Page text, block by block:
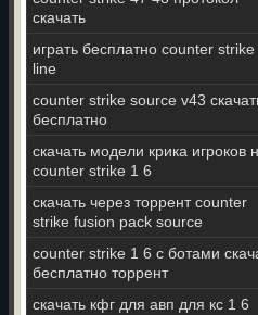
скачать
играть бесплатно counter strike
line
counter strike source v43
бесплатно
скачать модели крика игроков
counter strike 1 6
скачать через торрент counter
strike fusion pack source
counter strike 1 6 с ботами
бесплатно торрент
скачать кфг для авп для кс 1 6